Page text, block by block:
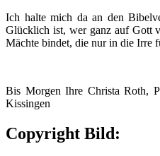
Ich halte mich da an den
Glücklich ist, wer ganz auf Gott
Mächte bindet, die nur in die Irre
Bis Morgen Ihre Christa Roth,
Kissingen
Copyright Bild: